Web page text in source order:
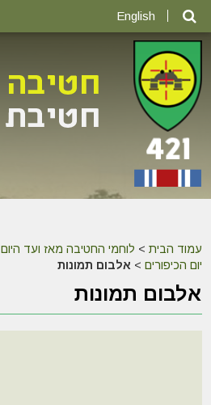
English
עמוד הבית > לוחמי החטיבה מאז ועד היום
יום הכיפורים > אלבום תמונות
אלבום תמונות